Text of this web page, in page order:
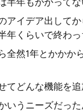
アイデア出して
年くらいで終わっ
全然1年とかかか
てどんな機能を追
いうニーズだった